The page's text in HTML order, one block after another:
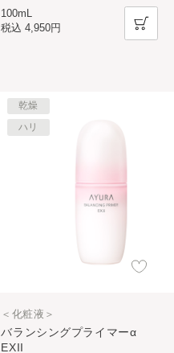
100mL
税込4,950円
バランシングプライマーα
EXII
乾燥
ハリ
＜化粧液＞